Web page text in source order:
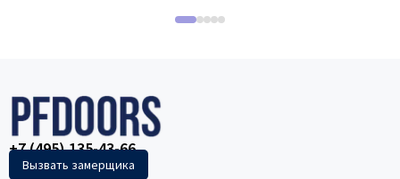
+7 (495) 135-43-66
Вызвать замерщика